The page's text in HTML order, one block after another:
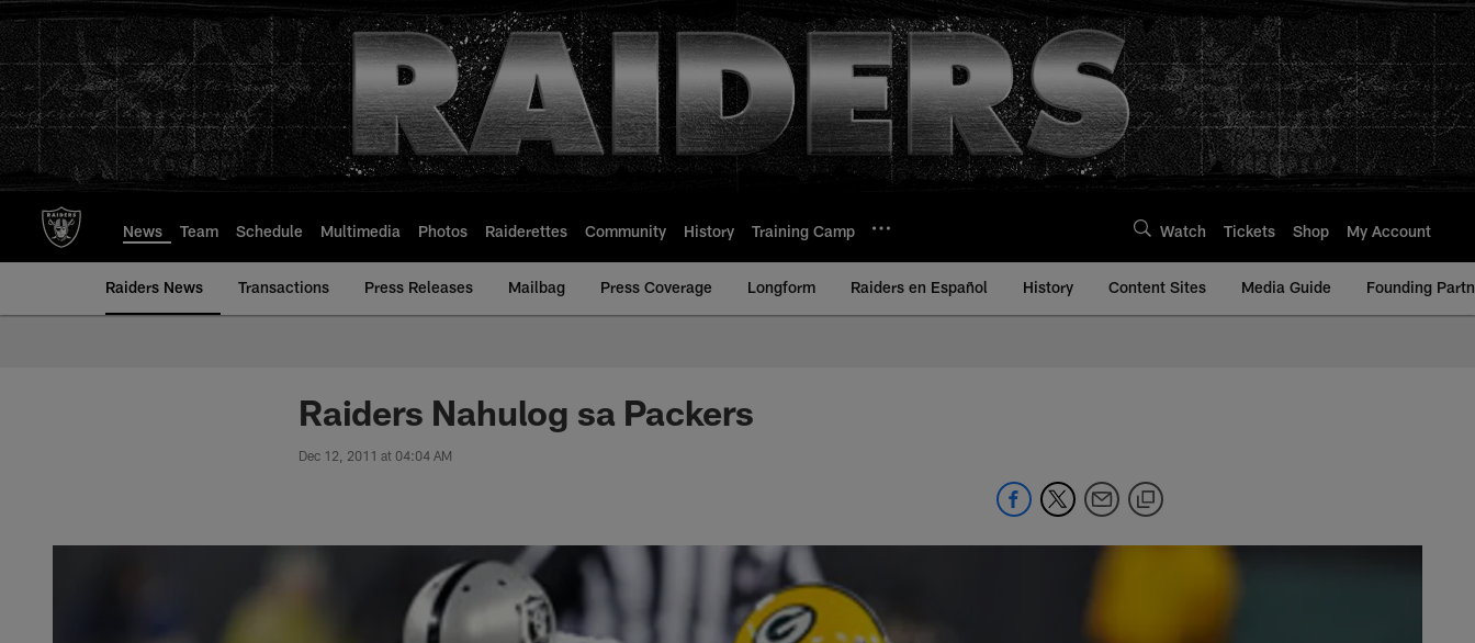
to
main
content
News Team Schedule Multimedia Photos Raiderettes Community History Training Camp Watch Tickets Shop My Account
Raiders News Transactions Press Releases Mailbag Press Coverage Longform Raiders en Español History Content Sites Media Guide Founding
Raiders Nahulog sa Packers
Dec 12, 2011 at 04:04 AM